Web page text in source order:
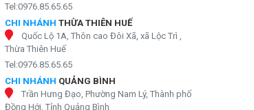
Tel:0976.85.65.65
CHI NHÁNH THỪA THIÊN HUẾ
Quốc Lộ 1A, Thôn cao Đôi Xã, xã Lộc Trì ,
Thừa Thiên Huế
Tel:0976.85.65.65
CHI NHÁNH QUẢNG BÌNH
Trần Hưng Đạo, Phường Nam Lý, Thành phố
Đồng Hới, Tỉnh Quảng Bình